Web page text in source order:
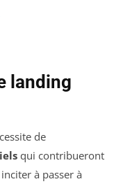
landing
de
qui contribueront
à passer à